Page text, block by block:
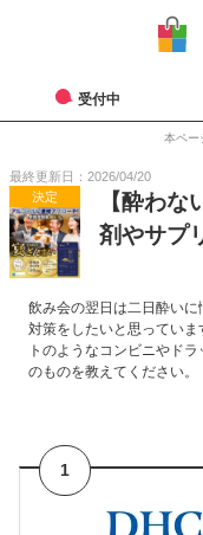
受付中
本ペー
最終更新日：2026/04/20
決定
【酔わ
剤やサプ
飲み会の翌日は二日酔い
対策をしたいと思ってい
トのようなコンビニやド
のものを教えてください。
1